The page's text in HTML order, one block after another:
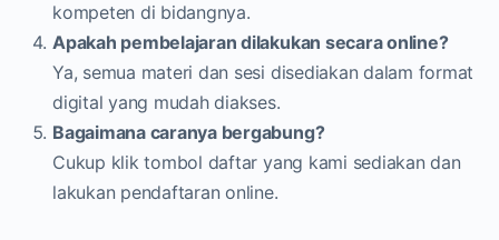
kompeten di bidangnya.
Apakah pembelajaran dilakukan secara online?
Ya, semua materi dan sesi disediakan dalam format
digital yang mudah diakses.
Bagaimana caranya bergabung?
Cukup klik tombol daftar yang kami sediakan dan
lakukan pendaftaran online.